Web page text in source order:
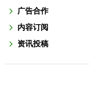
广告合作
内容订阅
资讯投稿